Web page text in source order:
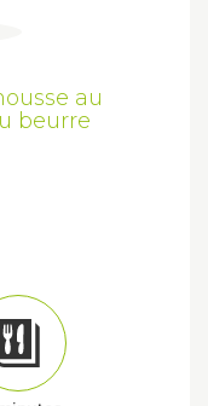
au
beurre